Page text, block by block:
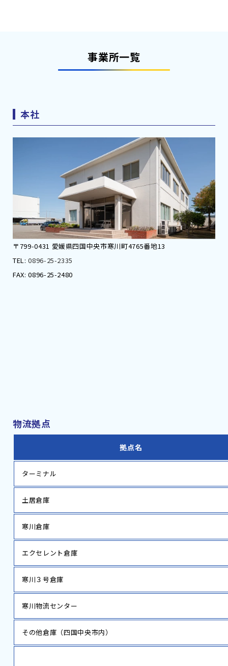
事業所一覧
本社
〒799-0431 愛媛県四国中央市寒川町4765番地13
TEL:0896-25-2335
FAX: 0896-25-2480
物流拠点
拠点名
ターミナル
土居倉庫
寒川倉庫
エクセレント倉庫
寒川３号倉庫
寒川物流センター
その他倉庫（四国中央市内）